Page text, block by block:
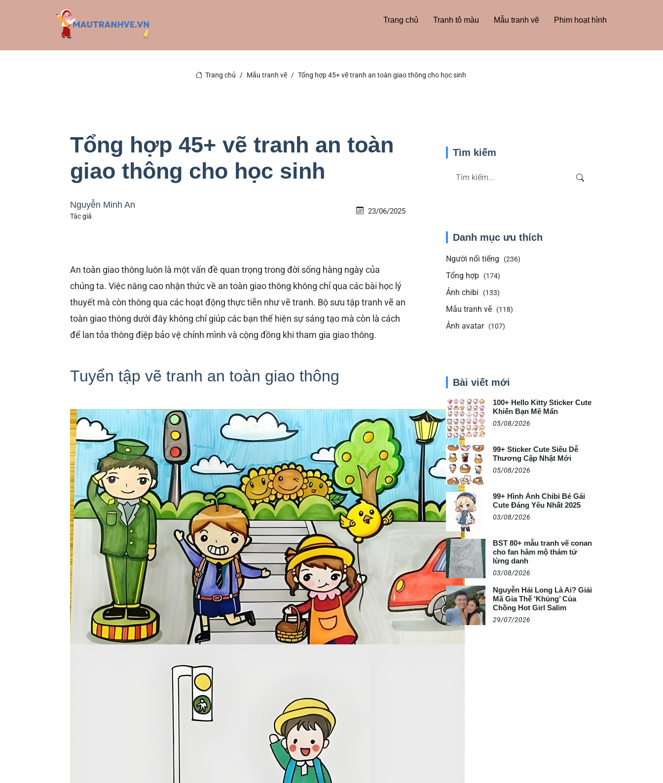
Trang chủ Tranh tô màu Mẫu tranh vẽ Phim hoạt hình
Trang chủ Mẫu tranh vẽ Tổng hợp 45+ vẽ tranh an toàn giao thông cho học sinh
Tổng hợp 45+ vẽ tranh an toàn
giao thông cho học sinh
Nguyễn Minh An
Tác giả
23/06/2025
An toàn giao thông luôn là một vấn đề quan trọng trong đời sống hàng ngày của
chúng ta. Việc nâng cao nhận thức về an toàn giao thông không chỉ qua các bài học lý
thuyết mà còn thông qua các hoạt động thực tiễn như vẽ tranh. Bộ sưu tập tranh vẽ an
toàn giao thông dưới đây không chỉ giúp các bạn thể hiện sự sáng tạo mà còn là cách
để lan tỏa thông điệp bảo vệ chính mình và cộng đồng khi tham gia giao thông.
Tuyển tập vẽ tranh an toàn giao thông​
Tìm kiếm
Danh mục ưu thích
Người nổi tiếng (236)
Tổng hợp (174)
Ảnh chibi (133)
Mẫu tranh vẽ (118)
Ảnh avatar (107)
Bài viết mới
100+ Hello Kitty Sticker Cute
Khiến Bạn Mê Mẩn
05/08/2026
99+ Sticker Cute Siêu Dễ
Thương Cập Nhật Mới
05/08/2026
99+ Hình Ảnh Chibi Bé Gái
Cute Đáng Yêu Nhất 2025
03/08/2026
BST 80+ mẫu tranh vẽ conan
cho fan hâm mộ thám tử
lừng danh
03/08/2026
Nguyễn Hải Long Là Ai? Giải
Mã Gia Thế ‘Khủng’ Của
Chồng Hot Girl Salim
29/07/2026